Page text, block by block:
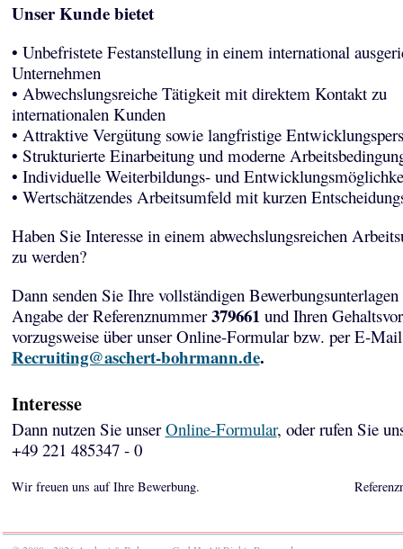
Unser Kunde bietet
• Unbefristete Festanstellung in einem international
Unternehmen
• Abwechslungsreiche Tätigkeit mit direktem Kontakt zu
internationalen Kunden
• Attraktive Vergütung sowie langfristige
• Strukturierte Einarbeitung und moderne
• Individuelle Weiterbildungs- und
• Wertschätzendes Arbeitsumfeld mit kurzen
Haben Sie Interesse in einem abwechslungsreichen
zu werden?
Dann senden Sie Ihre vollständigen Bewerbungsunterlagen
Angabe der Referenznummer379661und Ihren
vorzugsweise über unser Online-Formular bzw. per E-
Recruiting@aschert-bohrmann.de.
Interesse
Dann nutzen Sie unserOnline-Formular, oder rufen Sie
+49 221 485347 - 0
Wir freuen uns auf Ihre Bewerbung.